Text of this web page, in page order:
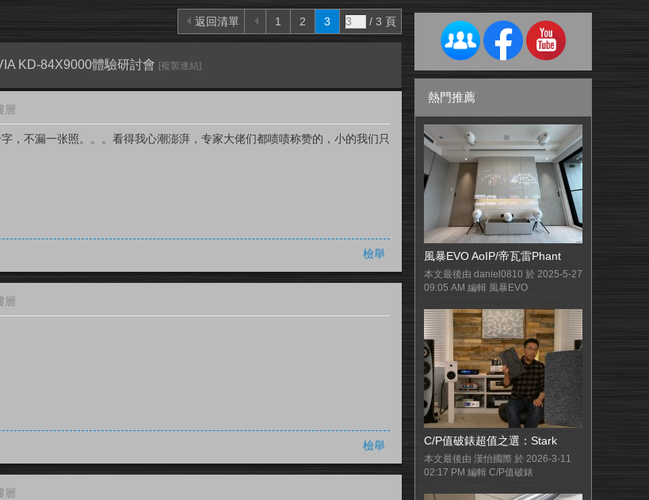
1 2 3 / 3 頁
返回清單
KD-84X9000體驗研討會 [複製連結]
層
，不漏一张照。。。看得我心潮澎湃，专家大佬们都啧啧称赞的，小的我们只
檢舉
層
檢舉
層
熱門推薦
風暴EVO AoIP/帝瓦雷Phant
本文最後由 daniel0810 於 2025-5-27
09:05 AM 編輯 風暴EVO
C/P值破錶超值之選：Stark
本文最後由 漢怡國際 於 2026-3-11
02:17 PM 編輯 C/P值破錶